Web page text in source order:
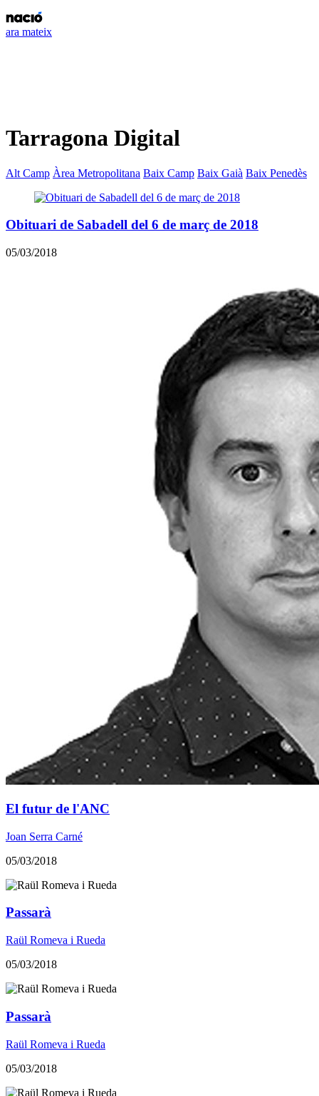
ara mateix
Tarragona Digital
Alt Camp Àrea Metropolitana Baix Camp Baix Gaià Baix Penedès
Obituari de Sabadell del 6 de març de 2018
05/03/2018
El futur de l'ANC
Joan Serra Carné
05/03/2018
Passarà
Raül Romeva i Rueda
05/03/2018
Passarà
Raül Romeva i Rueda
05/03/2018